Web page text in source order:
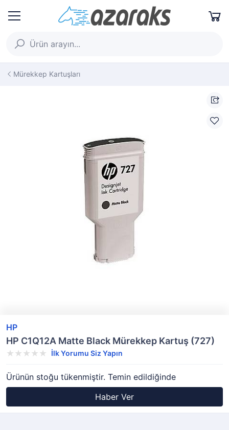
Mürekkep Kartuşları
HP
HP C1Q12A Matte Black Mürekkep Kartuş (727)
İlk Yorumu Siz Yapın
Ürünün stoğu tükenmiştir. Temin edildiğinde
Haber Ver